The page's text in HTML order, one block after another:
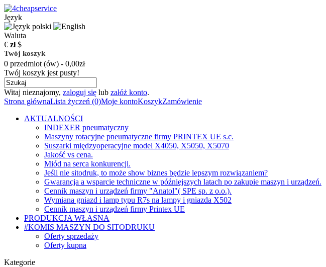
Język
Waluta
€ zł $
Twój koszyk
0 przedmiot (ów) - 0,00zł
Twój koszyk jest pusty!
Witaj nieznajomy, zaloguj się lub załóż konto.
Strona głównaLista życzeń (0)Moje kontoKoszykZamówienie
AKTUALNOŚCI
INDEXER pneumatyczny
Maszyny rotacyjne pneumatyczne firmy PRINTEX UE s.c.
Suszarki międzyoperacyjne model X4050, X5050, X5070
Jakość vs cena.
Miód na serca konkurencji.
Jeśli nie sitodruk, to może show biznes będzie lepszym rozwiązaniem?
Gwarancja a wsparcie techniczne w późniejszych latach po zakupie maszyn i urządzeń.
Cennik maszyn i urządzeń firmy "Anatol"( SPE sp. z o.o.).
Wymiana gniazd i lamp typu R7s na lampy i gniazda X502
Cennik maszyn i urządzeń firmy Printex UE
PRODUKCJA WŁASNA
#KOMIS MASZYN DO SITODRUKU
Oferty sprzedaży
Oferty kupna
Kategorie